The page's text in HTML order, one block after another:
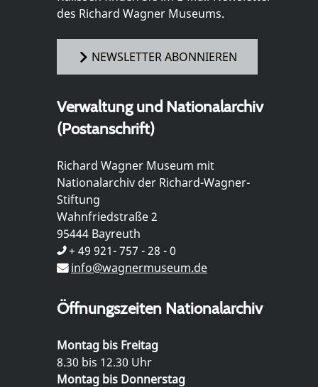
des Richard Wagner Museums.
NEWSLETTER ABONNIEREN
Verwaltung und Nationalarchiv
(Postanschrift)
Richard Wagner Museum mit
Nationalarchiv der Richard-Wagner-
Stiftung
Wahnfriedstraße 2
95444 Bayreuth
+ 49 921- 757 - 28 - 0
info@wagnermuseum.de
Öffnungszeiten Nationalarchiv
Montag bis Freitag
8.30 bis 12.30 Uhr
Montag bis Donnerstag